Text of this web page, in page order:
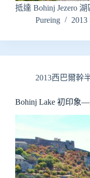
抵達 Bohinj Jezero
Pureing
2013
2013西巴爾幹
Bohinj Lake 初印象